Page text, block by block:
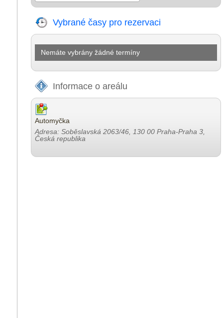
Vybrané časy pro rezervaci
Nemáte vybrány žádné termíny
Informace o areálu
Automyčka
Adresa: Soběslavská 2063/46, 130 00 Praha-Praha 3,
Česká republika